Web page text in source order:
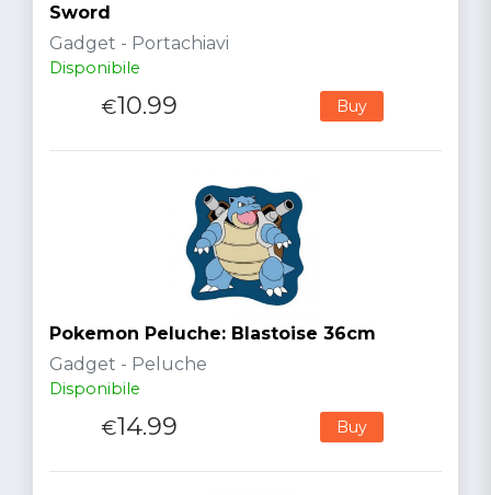
Sword
Gadget - Portachiavi
Disponibile
€10.99 Buy
Pokemon Peluche: Blastoise 36cm
Gadget - Peluche
Disponibile
€14.99 Buy